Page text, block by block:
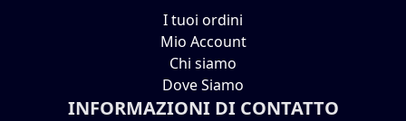
I tuoi ordini
Mio Account
Chi siamo
Dove Siamo
INFORMAZIONI DI CONTATTO